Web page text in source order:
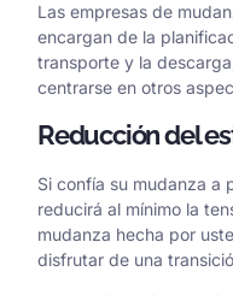
Las empresas de
encargan de la
transporte y la
centrarse en otros
Reducción del
Si confía su mudanza a
reducirá al mínimo la
mudanza hecha por
disfrutar de una